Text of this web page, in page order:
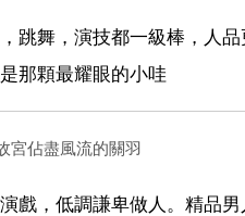
跳舞，演技都一級棒，人
那顆最耀眼的小哇
宮佔盡風流的關羽
戲，低調謙卑做人。精品男